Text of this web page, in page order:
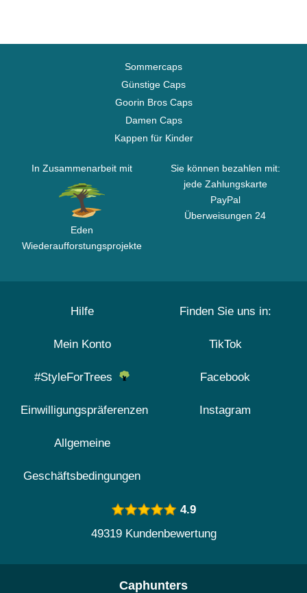
Sommercaps
Günstige Caps
Goorin Bros Caps
Damen Caps
Kappen für Kinder
In Zusammenarbeit mit
Eden
Wiederaufforstungsprojekte
Sie können bezahlen mit:
jede Zahlungskarte
PayPal
Überweisungen 24
Hilfe
Mein Konto
#StyleForTrees
Einwilligungspräferenzen
Allgemeine
Geschäftsbedingungen
Finden Sie uns in:
TikTok
Facebook
Instagram
4.9
49319 Kundenbewertung
Caphunters